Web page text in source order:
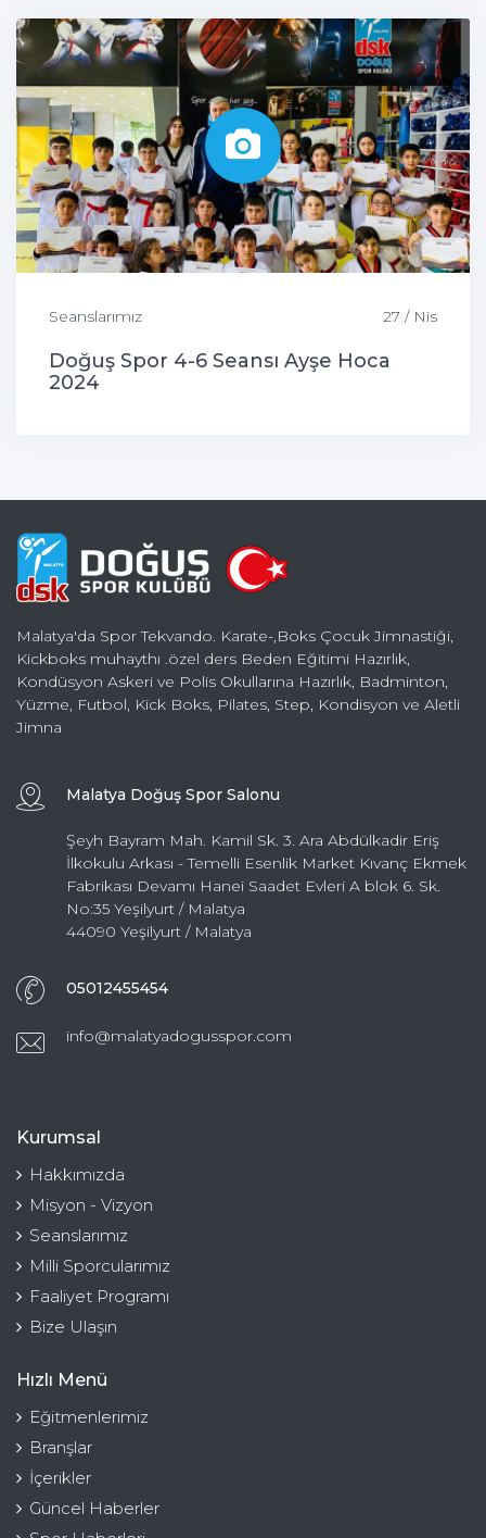
Seanslarımız 27 / Nis
Doğuş Spor 4-6 Seansı Ayşe Hoca
2024
Malatya'da Spor Tekvando. Karate-,Boks Çocuk Jimnastiği,
Kickboks muhaythı .özel ders Beden Eğitimi Hazırlık,
Kondüsyon Askeri ve Polis Okullarına Hazırlık, Badminton,
Yüzme, Futbol, Kick Boks, Pilates, Step, Kondisyon ve Aletli
Jimna
Malatya Doğuş Spor Salonu
Şeyh Bayram Mah. Kamil Sk. 3. Ara Abdülkadir Eriş
İlkokulu Arkası - Temelli Esenlik Market Kıvanç Ekmek
Fabrikası Devamı Hanei Saadet Evleri A blok 6. Sk.
No:35 Yeşilyurt / Malatya
44090 Yeşilyurt / Malatya
05012455454
info@malatyadogusspor.com
Kurumsal
Hakkımızda
Misyon - Vizyon
Seanslarımız
Milli Sporcularımız
Faaliyet Programı
Bize Ulaşın
Hızlı Menü
Eğitmenlerimiz
Branşlar
İçerikler
Güncel Haberler